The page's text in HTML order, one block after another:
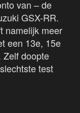
van – de
GSX-RR.
namelijk meer
een 13e, 15e
Zelf doopte
test